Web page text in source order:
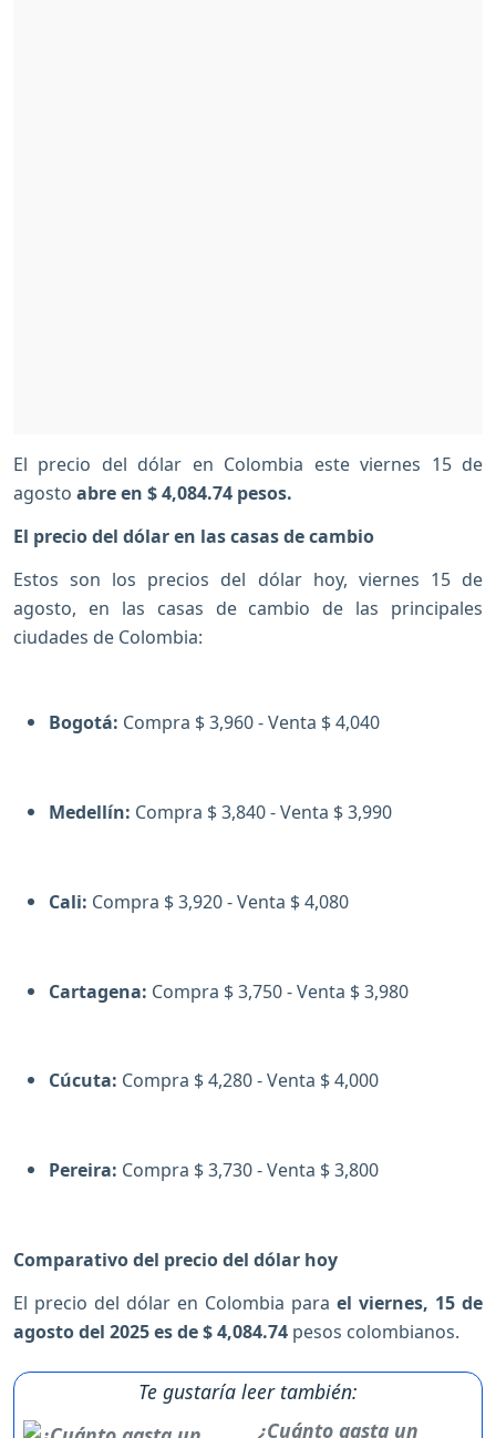
El precio del dólar en Colombia este viernes 15 de
agosto abre en $ 4,084.74 pesos.
El precio del dólar en las casas de cambio
Estos son los precios del dólar hoy, viernes 15 de
agosto, en las casas de cambio de las principales
ciudades de Colombia:
Bogotá: Compra $ 3,960 - Venta $ 4,040
Medellín: Compra $ 3,840 - Venta $ 3,990
Cali: Compra $ 3,920 - Venta $ 4,080
Cartagena: Compra $ 3,750 - Venta $ 3,980
Cúcuta: Compra $ 4,280 - Venta $ 4,000
Pereira: Compra $ 3,730 - Venta $ 3,800
Comparativo del precio del dólar hoy
El precio del dólar en Colombia para el viernes, 15 de
agosto del 2025 es de $ 4,084.74 pesos colombianos.
Te gustaría leer también:
¿Cuánto gasta un